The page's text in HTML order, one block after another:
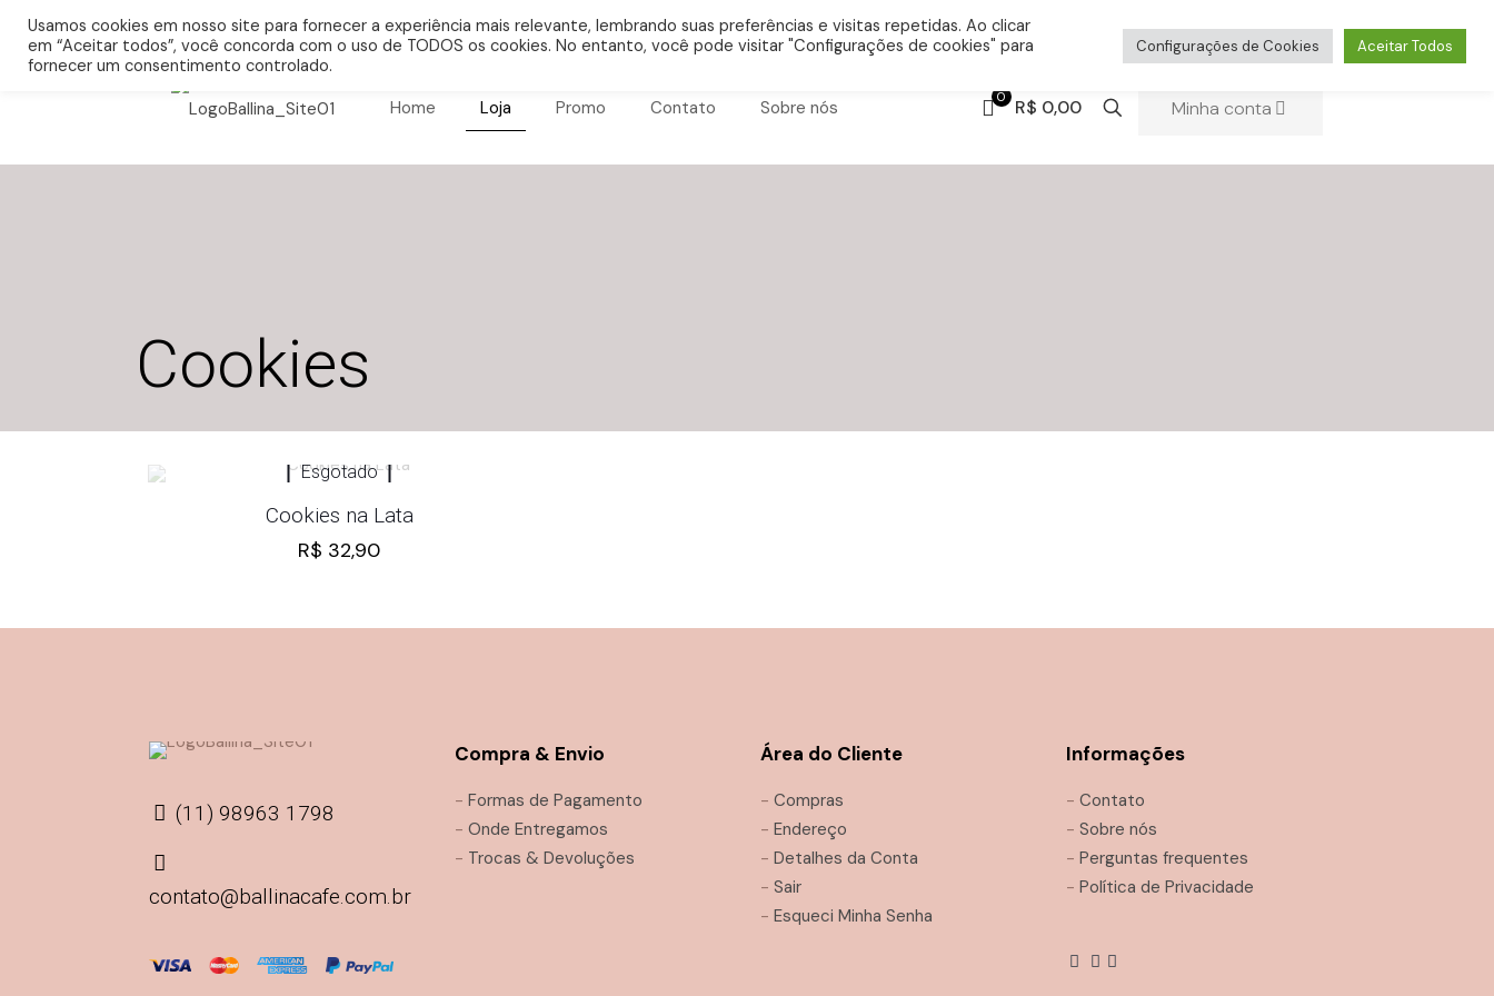
Cafeteria e Loja em Bragança Pta. (11) 98963 1798 contato@ballinacafe.com.br | 5% off via PIX
Home Loja Promo Contato Sobre nós 0 R$ 0,00 Minha conta
Cookies
Esgotado
Cookies na Lata
R$ 32,90
(11) 98963 1798
contato@ballinacafe.com.br
Compra & Envio
- Formas de Pagamento
- Onde Entregamos
- Trocas & Devoluções
Área do Cliente
- Compras
- Endereço
- Detalhes da Conta
- Sair
- Esqueci Minha Senha
Informações
- Contato
- Sobre nós
- Perguntas frequentes
- Política de Privacidade
Usamos cookies em nosso site para fornecer a experiência mais relevante, lembrando suas preferências e visitas repetidas. Ao clicar
em “Aceitar todos”, você concorda com o uso de TODOS os cookies. No entanto, você pode visitar "Configurações de cookies" para
fornecer um consentimento controlado.
Configurações de Cookies Aceitar Todos